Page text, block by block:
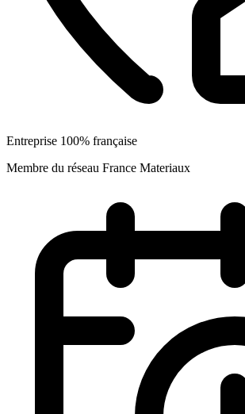
Entreprise 100% française
Membre du réseau France Materiaux